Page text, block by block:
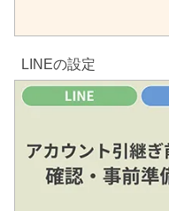
LINEの設定
カウント引継
確認・事前準